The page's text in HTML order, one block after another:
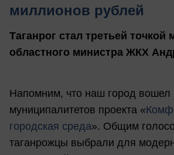
миллионов рублей
Таганрог стал третьей точкой
областного министра ЖКХ
Напомним, что наш город вошел
муниципалитетов проекта «
городская среда». Общим
таганрожцы выбрали для